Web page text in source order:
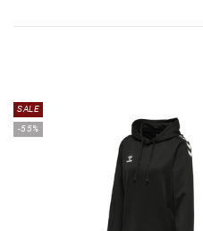
SALE
-55%